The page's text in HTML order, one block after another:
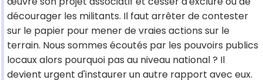
décourager les militants. Il faut arrêter de contester
sur le papier pour mener de vraies actions sur le
terrain. Nous sommes écoutés par les pouvoirs publics
locaux alors pourquoi pas au niveau national ? Il
devient urgent d'instaurer un autre rapport avec eux.